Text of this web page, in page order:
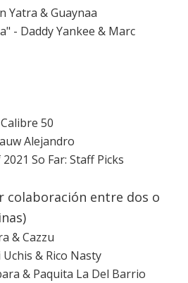
Yatra & Guaynaa
- Daddy Yankee & Marc
50
Alejandro
So Far: Staff Picks
colaboración entre dos o
& Cazzu
Uchis & Rico Nasty
& Paquita La Del Barrio